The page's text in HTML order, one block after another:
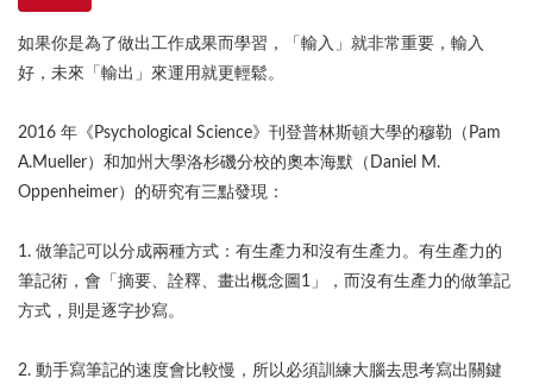
如果你是為了做出工作成果而學習，「輸入」就非常重要，輸入
好，未來「輸出」來運用就更輕鬆。
2016 年《Psychological Science》刊登普林斯頓大學的穆勒（Pam
A.Mueller）和加州大學洛杉磯分校的奧本海默（Daniel M.
Oppenheimer）的研究有三點發現：
1. 做筆記可以分成兩種方式：有生產力和沒有生產力。有生產力的
筆記術，會「摘要、詮釋、畫出概念圖1」，而沒有生產力的做筆記
方式，則是逐字抄寫。
2. 動手寫筆記的速度會比較慢，所以必須訓練大腦去思考寫出關鍵